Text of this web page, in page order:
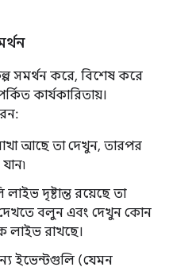
সমর্থন করে, বিশেষ করে
কার্যকারিতায়।
আছে তা দেখুন, তারপর
দৃষ্টান্ত রয়েছে তা
দেখতে বলুন এবং দেখুন কোন
লাইভ রাখছে।
ইভেন্টগুলি (যেমন